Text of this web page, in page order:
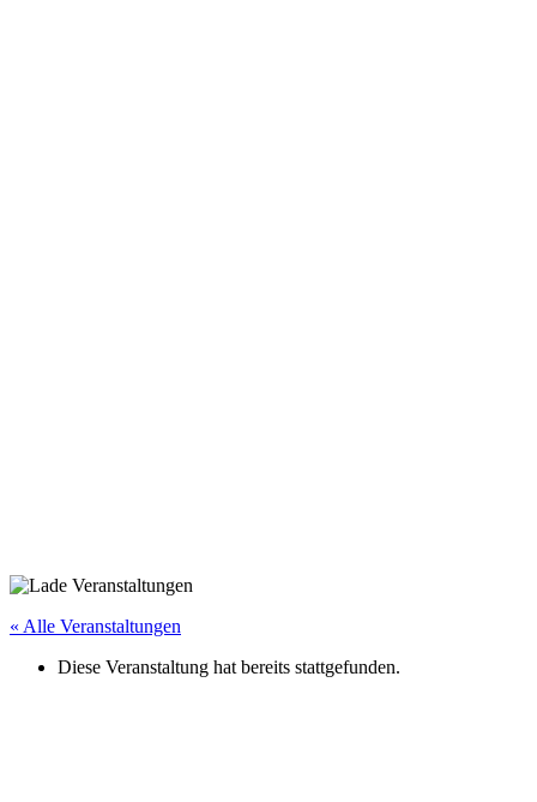
« Alle Veranstaltungen
Diese Veranstaltung hat bereits stattgefunden.